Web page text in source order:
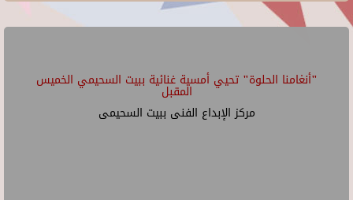
"أنغامنا الحلوة" تحيي أمسية غنائية ببيت السحيمي الخميس
المقبل
مركز الإبداع الفنى ببيت السحيمى